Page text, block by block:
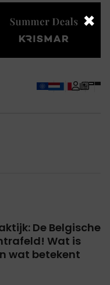
De Belgische
Wat is
wat betekent
×